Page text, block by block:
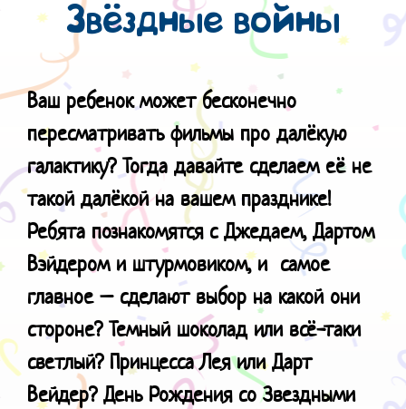
Звёздные войны
Ваш ребенок может бесконечно
пересматривать фильмы про далёкую
галактику? Тогда давайте сделаем её не
такой далёкой на вашем празднике!
Ребята познакомятся с Джедаем, Дартом
Вэйдером и штурмовиком, и самое
главное – сделают выбор на какой они
стороне? Темный шоколад или всё-таки
светлый? Принцесса Лея или Дарт
Вейдер? День Рождения со Звездными